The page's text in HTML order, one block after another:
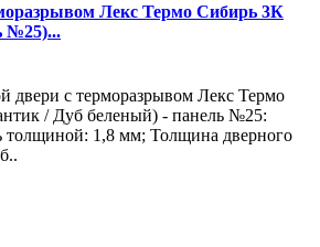
Лекс Термо Сибирь 3К
№25)...
двери с терморазрывом Лекс Термо
/ Дуб беленый) - панель №25:
толщиной: 1,8 мм; Толщина дверного